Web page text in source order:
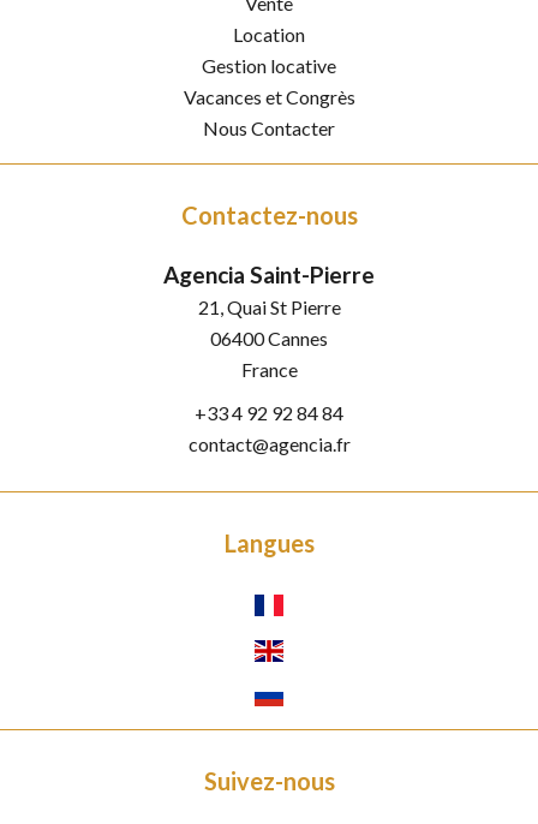
Location
Gestion locative
Vacances et Congrès
Nous Contacter
Contactez-nous
Agencia Saint-Pierre
21, Quai St Pierre
06400Cannes
France
+33 4 92 92 84 84
contact@agencia.fr
Langues
Suivez-nous